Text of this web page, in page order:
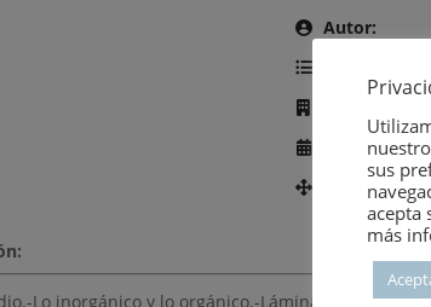
Autor:
Año de
Número:
Lo inorgánico y lo orgánico.-Láminas.
sus
acepta
más